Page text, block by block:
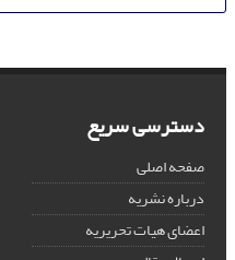
دسترسی سریع
صفحه اصلی
درباره نشریه
اعضای هیات تحریریه